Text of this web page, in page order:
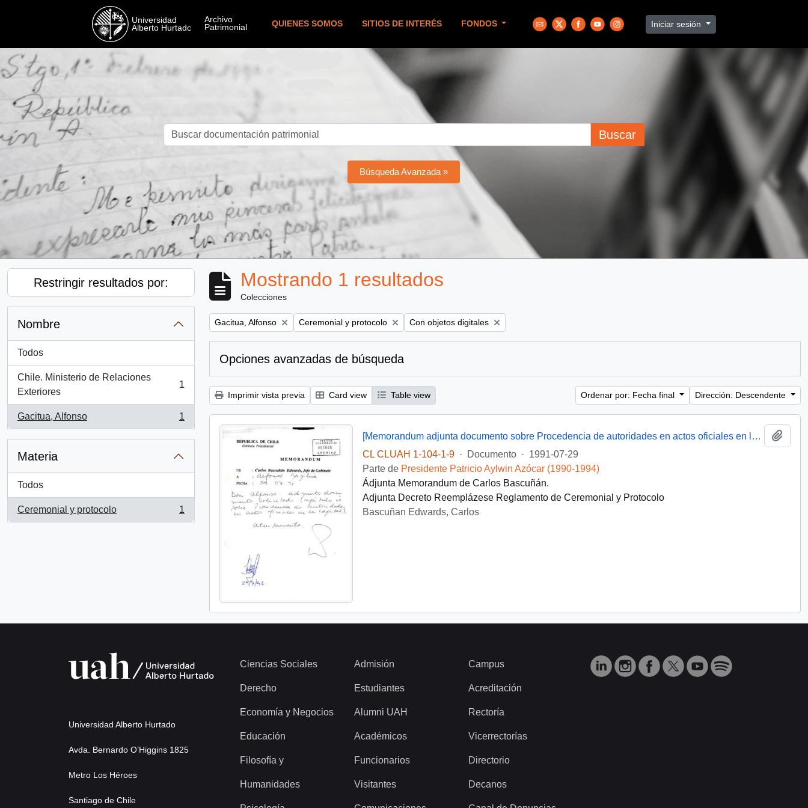
QUIENES SOMOS SITIOS DE INTERÉS FONDOS Iniciar sesión
Buscar
Búsqueda Avanzada »
Restringir resultados por:
Nombre
Todos
Chile. Ministerio de Relaciones
Exteriores
, 1 resultados
1
Gacitua, Alfonso
, 1 resultados
1
Materia
Todos
Ceremonial y protocolo
, 1 resultados
1
Mostrando 1 resultados
Colecciones
Remove filter:
Gacitua, Alfonso Remove filter:
Ceremonial y protocolo Remove filter:
Con objetos digitales
Opciones avanzadas de búsqueda
Imprimir vista previa Card view Table view Ordenar por: Fecha final Dirección: Descendente
[Memorandum adjunta documento sobre Procedencia de autoridades en actos oficiales en la capital]
CL CLUAH 1-104-1-9
· Documento · 1991-07-29
Parte de Presidente Patricio Aylwin Azócar (1990-1994)
Ádjunta Memorandum de Carlos Bascuñán.
Adjunta Decreto Reemplázese Reglamento de Ceremonial y Protocolo
Bascuñan Edwards, Carlos
Universidad Alberto Hurtado
Avda. Bernardo O’Higgins 1825
Metro Los Héroes
Santiago de Chile
Ciencias Sociales
Derecho
Economía y Negocios
Educación
Filosofía y
Humanidades
Admisión
Estudiantes
Alumni UAH
Académicos
Funcionarios
Visitantes
Campus
Acreditación
Rectoría
Vicerrectorías
Directorio
Decanos